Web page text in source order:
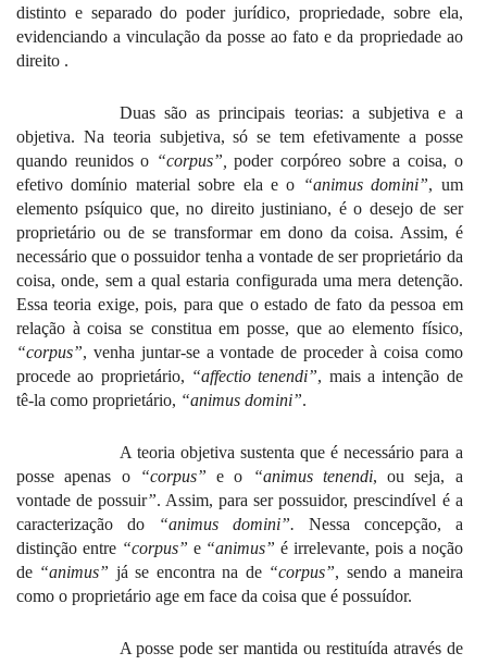
distinto e separado do poder jurídico, propriedade, sobre ela,
evidenciando a vinculação da posse ao fato e da propriedade ao
direito .
Duas são as principais teorias: a subjetiva e a
objetiva. Na teoria subjetiva, só se tem efetivamente a posse
quando reunidos o “corpus”, poder corpóreo sobre a coisa, o
efetivo domínio material sobre ela e o “animus domini”, um
elemento psíquico que, no direito justiniano, é o desejo de ser
proprietário ou de se transformar em dono da coisa. Assim, é
necessário que o possuidor tenha a vontade de ser proprietário da
coisa, onde, sem a qual estaria configurada uma mera detenção.
Essa teoria exige, pois, para que o estado de fato da pessoa em
relação à coisa se constitua em posse, que ao elemento físico,
“corpus”, venha juntar-se a vontade de proceder à coisa como
procede ao proprietário, “affectio tenendi”, mais a intenção de
tê-la como proprietário, “animus domini”.
A teoria objetiva sustenta que é necessário para a
posse apenas o
“corpus” e o “animus tenendi, ou seja, a
vontade de possuir”. Assim, para ser possuidor, prescindível é a
caracterização do
“animus domini”. Nessa concepção, a
distinção entre “corpus” e “animus” é irrelevante, pois a noção
de “animus” já se encontra na de “corpus”, sendo a maneira
como o proprietário age em face da coisa que é possuídor.
A posse pode ser mantida ou restituída através de